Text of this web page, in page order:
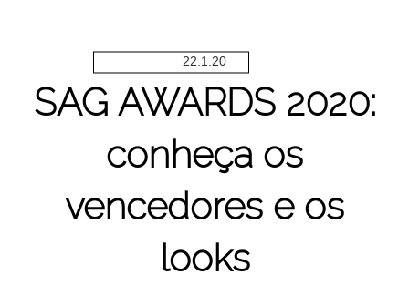
22.1.20
SAG AWARDS 2020:
conheça os
vencedores e os
looks